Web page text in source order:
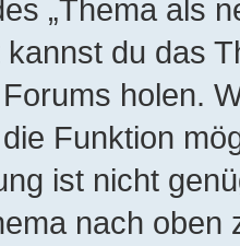
„Thema als
du das
holen.
Funktion
ist nicht
nach oben